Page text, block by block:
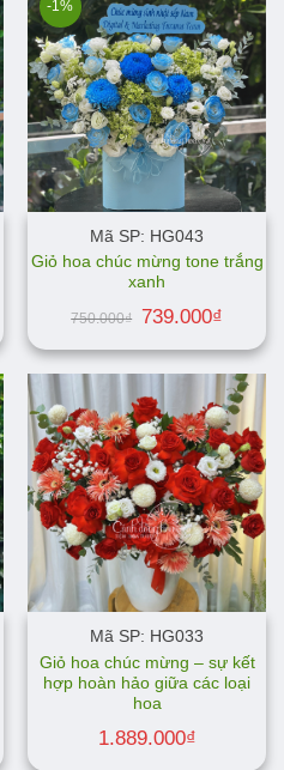
-1%
Mã SP: HG043
Giỏ hoa chúc mừng tone trắng
xanh
750.000₫ Giá
gốc
750.000₫.
739.000₫Giá
là:
Mã SP: HG033
Giỏ hoa chúc mừng – sự kết
hợp hoàn hảo giữa các loại
hoa
1.889.000₫